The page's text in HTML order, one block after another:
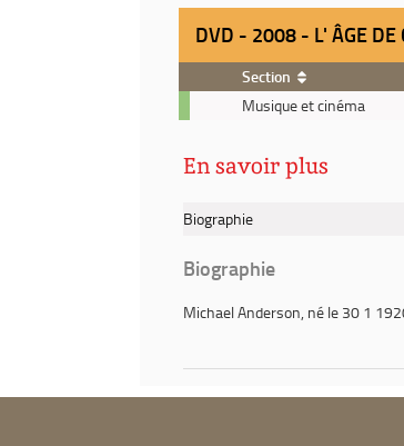
DVD - 2008 - L' ÂGE DE
-
âge
cristal
=
Run
Michael
Section
Musique et cinéma
En savoir plus
Biographie
Biographie
Michael Anderson, né le 30 1